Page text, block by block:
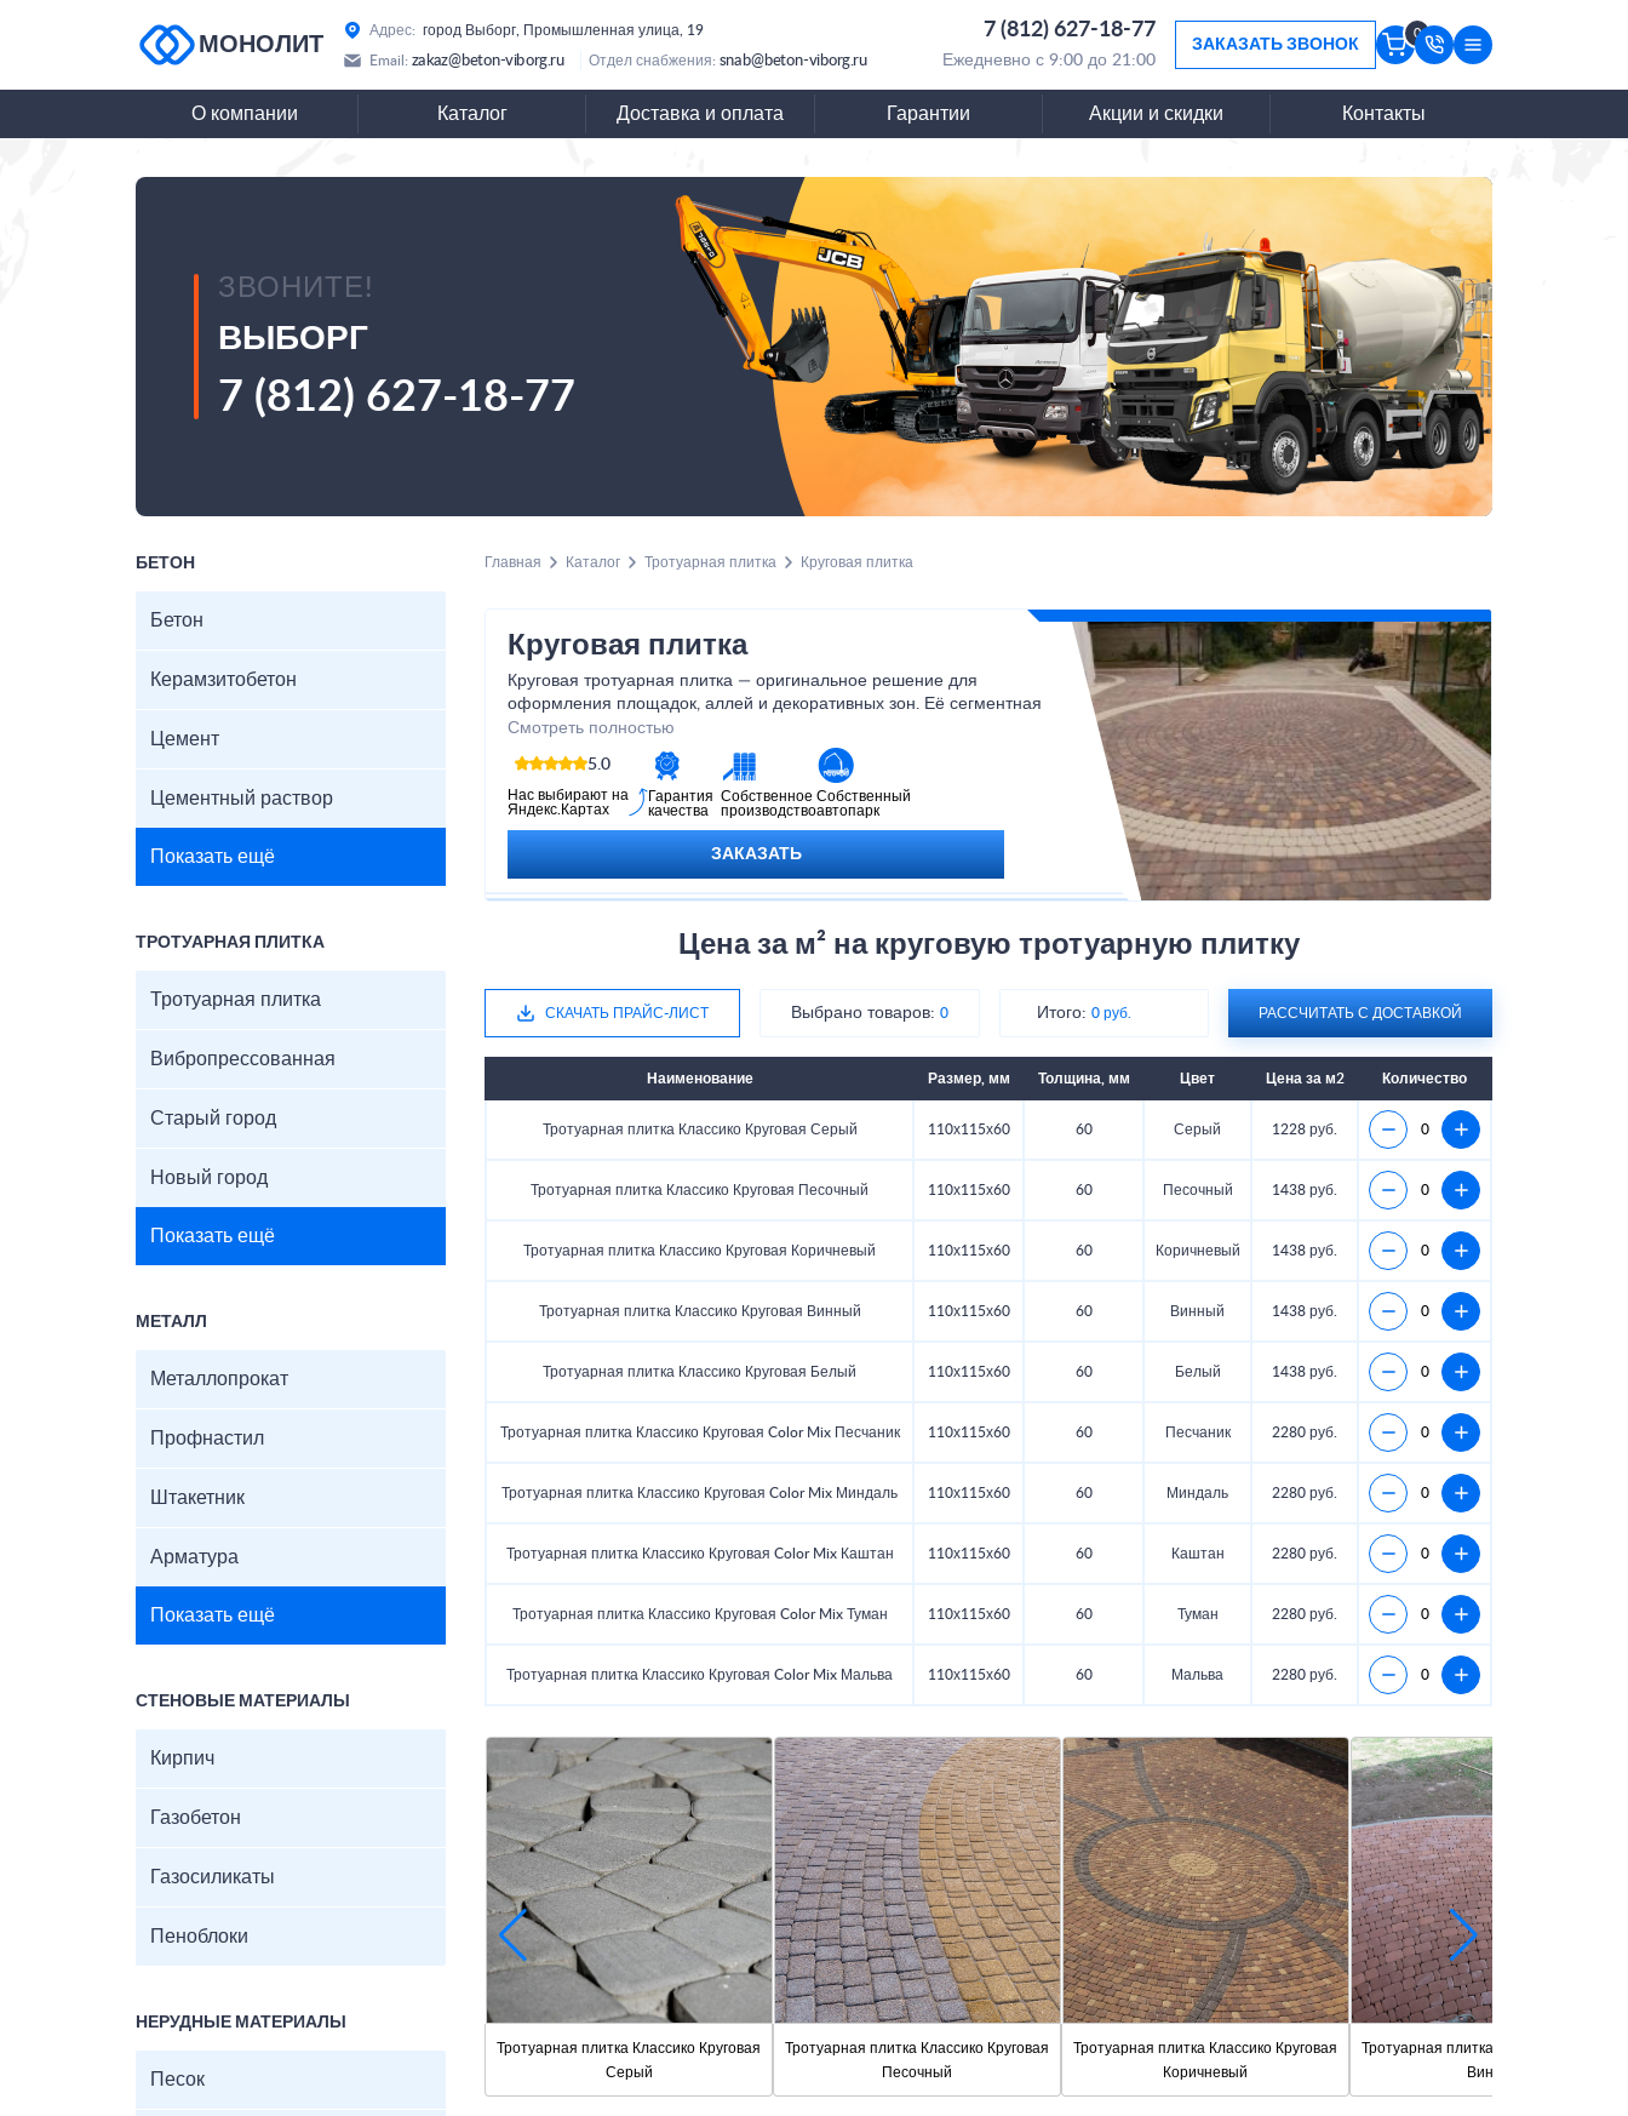
МОНОЛИТ
Адрес: город Выборг, Промышленная улица, 19 7 (812) 627-18-77
Email: zakaz@beton-viborg.ru Отдел снабжения: snab@beton-viborg.ru Ежедневно с 9:00 до 21:00
ЗАКАЗАТЬ ЗВОНОК
0
О компании Каталог Доставка и оплата Гарантии Акции и скидки Контакты
ЗВОНИТЕ!
ВЫБОРГ
7 (812) 627-18-77
БЕТОН
Бетон
Керамзитобетон
Цемент
Цементный раствор
Показать ещё
ТРОТУАРНАЯ ПЛИТКА
Тротуарная плитка
Вибропрессованная
Старый город
Новый город
Показать ещё
МЕТАЛЛ
Металлопрокат
Профнастил
Штакетник
Арматура
Показать ещё
СТЕНОВЫЕ МАТЕРИАЛЫ
Кирпич
Газобетон
Газосиликаты
Пеноблоки
НЕРУДНЫЕ МАТЕРИАЛЫ
Песок
Главная Каталог Тротуарная плитка Круговая плитка
Круговая плитка
Круговая тротуарная плитка — оригинальное решение для
оформления площадок, аллей и декоративных зон. Её сегментная
форма позволяет создавать красивые орнаменты, круги и
радиальные узоры, придавая пространству гармонию и
выразительность. Плитка прочная, устойчива к морозу, влаге и
истиранию, не теряет цвета со временем. Круговая укладка отлично
подходит для ландшафтного дизайна и подчёркивает
Характеристики:
Форма: радиальная, сегментная
Толщина: 40–80 мм
Прочность: ≥30 МПа
Морозостойкость: F200
Цвета: серый, красный, коричневый, графит
Поверхность: гладкая или рельефная
Смотреть полностью
5.0
Нас выбирают на
Яндекс.Картах
Гарантия
качества
Собственное
производство
Собственный
автопарк
ЗАКАЗАТЬ
Цена за м² на круговую тротуарную плитку
СКАЧАТЬ ПРАЙС-ЛИСТ Выбрано товаров: 0 Итого:0 руб. РАССЧИТАТЬ С ДОСТАВКОЙ
Наименование Размер, мм Толщина, мм Цвет Цена за м2 Количество
Тротуарная плитка Классико Круговая Серый 110х115х60 60 Серый 1228 руб.
Тротуарная плитка Классико Круговая Песочный 110х115х60 60 Песочный 1438 руб.
Тротуарная плитка Классико Круговая Коричневый 110х115х60 60 Коричневый 1438 руб.
Тротуарная плитка Классико Круговая Винный 110х115х60 60 Винный 1438 руб.
Тротуарная плитка Классико Круговая Белый 110х115х60 60 Белый 1438 руб.
Тротуарная плитка Классико Круговая Color Mix Песчаник 110х115х60 60 Песчаник 2280 руб.
Тротуарная плитка Классико Круговая Color Mix Миндаль 110х115х60 60 Миндаль 2280 руб.
Тротуарная плитка Классико Круговая Color Mix Каштан 110х115х60 60 Каштан 2280 руб.
Тротуарная плитка Классико Круговая Color Mix Туман 110х115х60 60 Туман 2280 руб.
Тротуарная плитка Классико Круговая Color Mix Мальва 110х115х60 60 Мальва 2280 руб.
Тротуарная плитка Классико Круговая
Серый
Тротуарная плитка Классико Круговая
Песочный
Тротуарная плитка Классико Круговая
Коричневый
Тротуарная плитка Классико Круговая
Винный